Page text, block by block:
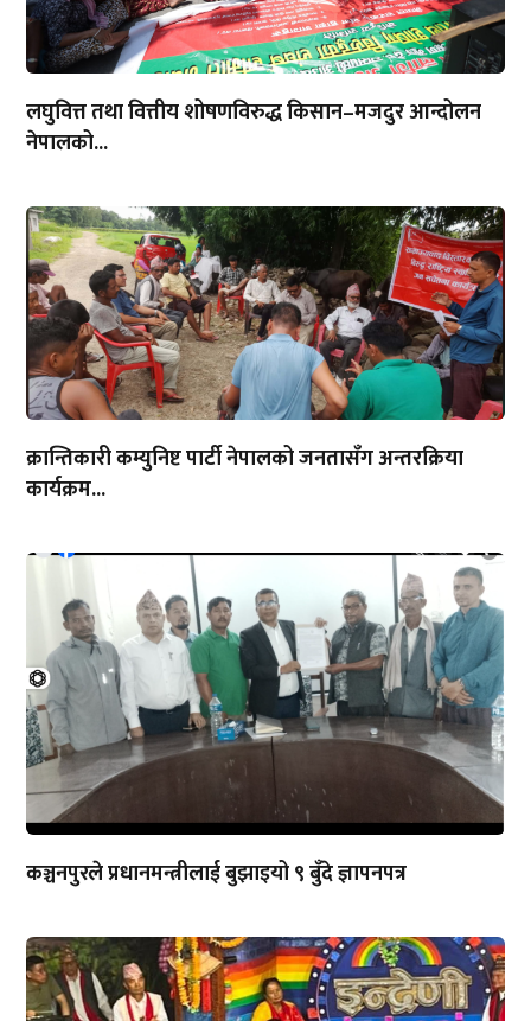
लघुवित्त तथा वित्तीय शोषणविरुद्ध किसान–मजदुर आन्दोलन
नेपालको...
क्रान्तिकारी कम्युनिष्ट पार्टी नेपालको जनतासँग अन्तरक्रिया
कार्यक्रम...
कञ्चनपुरले प्रधानमन्त्रीलाई बुझाइयो ९ बुँदे ज्ञापनपत्र